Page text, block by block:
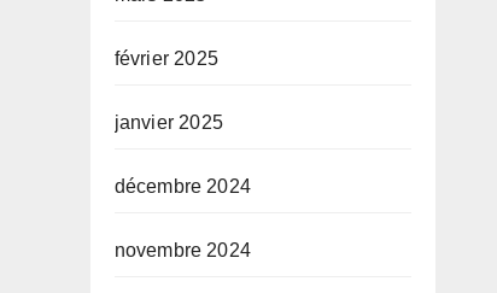
février 2025
janvier 2025
décembre 2024
novembre 2024